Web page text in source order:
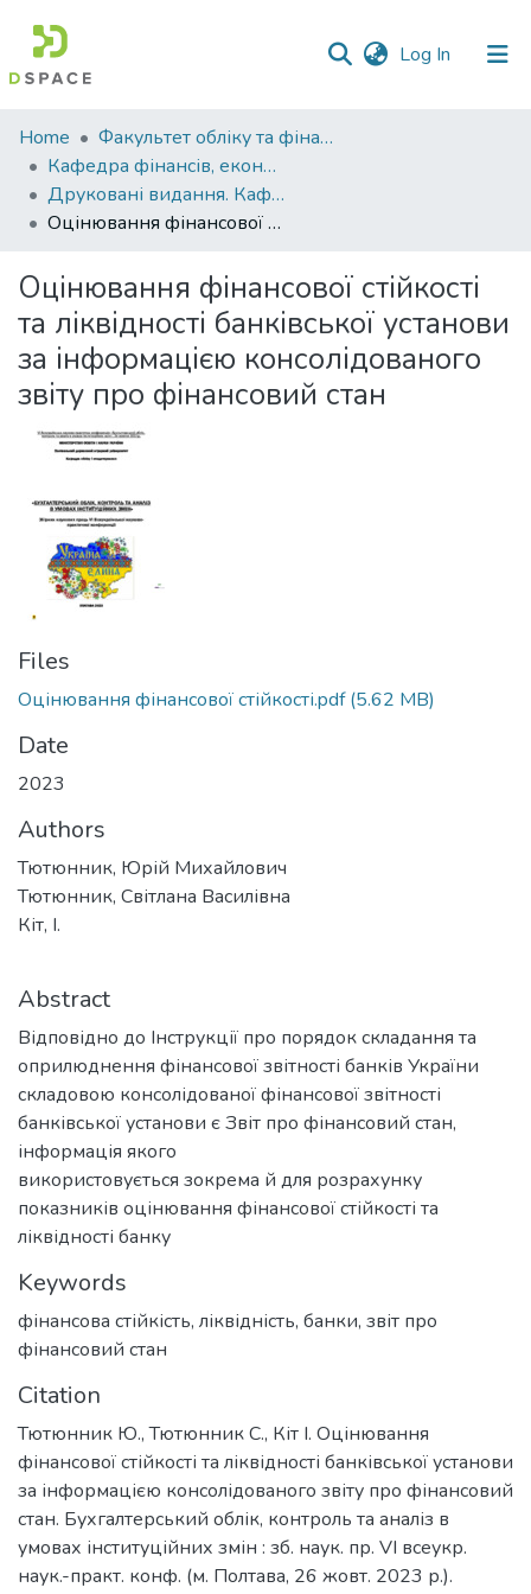
Log In (current)
Communities
&
Collections
All of DSpace
Statistics
Home
Факультет обліку та фінансів
Кафедра фінансів, економічних досліджень і туризму
Друковані видання. Кафедра фінансів, економічних досліджень і туризму
Оцінювання фінансової стійкості та ліквідності банківської установи за інформацією консолідованого звіту про фінансовий стан
Оцінювання фінансової стійкості
та ліквідності банківської установи
за інформацією консолідованого
звіту про фінансовий стан
Files
Оцінювання фінансової стійкості.pdf(5.62 MB)
Date
2023
Authors
Тютюнник, Юрій Михайлович
Тютюнник, Світлана Василівна
Кіт, І.
Abstract
Відповідно до Інструкції про порядок складання та
оприлюднення фінансової звітності банків України
складовою консолідованої фінансової звітності
банківської установи є Звіт про фінансовий стан,
інформація якого
використовується зокрема й для розрахунку
показників оцінювання фінансової стійкості та
ліквідності банку
Keywords
фінансова стійкість, ліквідність, банки, звіт про
фінансовий стан
Citation
Тютюнник Ю., Тютюнник С., Кіт І. Оцінювання
фінансової стійкості та ліквідності банківської установи
за інформацією консолідованого звіту про фінансовий
стан. Бухгалтерський облік, контроль та аналіз в
умовах інституційних змін : зб. наук. пр. VI всеукр.
наук.-практ. конф. (м. Полтава, 26 жовт. 2023 р.).